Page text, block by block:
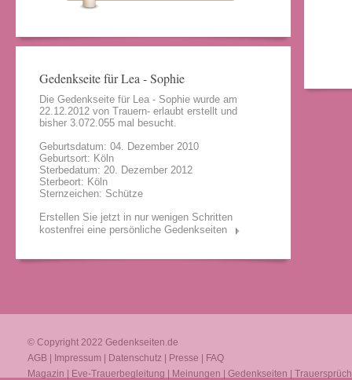
Gedenkseite für Lea - Sophie
Die Gedenkseite für Lea - Sophie wurde am
22.12.2012 von Trauern- erlaubt erstellt und
bisher 3.072.055 mal besucht.
Geburtsdatum: 04. Dezember 2010
Geburtsort: Köln
Sterbedatum: 20. Dezember 2012
Sterbeort: Köln
Sternzeichen: Schütze
Erstellen Sie jetzt in nur wenigen Schritten
kostenfrei eine persönliche Gedenkseiten
© Copyright 2022 Gedenkseiten.de
AGB
Impressum Datenschutz Presse
FAQ
Magazin
Eve-Trauerbegleitung Meinungen Gedenkseiten